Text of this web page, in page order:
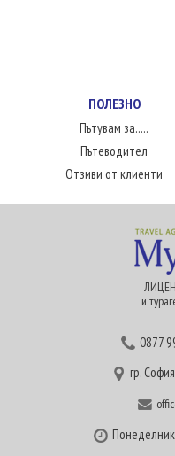
ПОЛЕЗНО
Пътувам за.....
Пътеводител
Отзиви от клиенти
и
0877
гр.
Понеделник